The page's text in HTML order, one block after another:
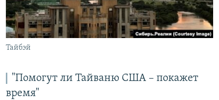
Тайбэй
"Помогут ли Тайваню США – покажет
время"